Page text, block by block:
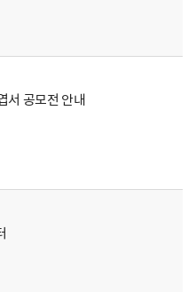
9회 그림엽서 공모전 안내